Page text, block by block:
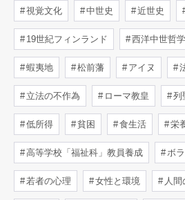
視覚文化 中世史 近世史
19世紀フィンランド 西洋中世哲学
蝦夷地 松前藩 アイヌ
立法の不作為 ローマ教皇 列
低所得 貧困 食生活 栄
高等学校「福祉科」教員養成 ボラ
若者の心理 女性と環境 人間